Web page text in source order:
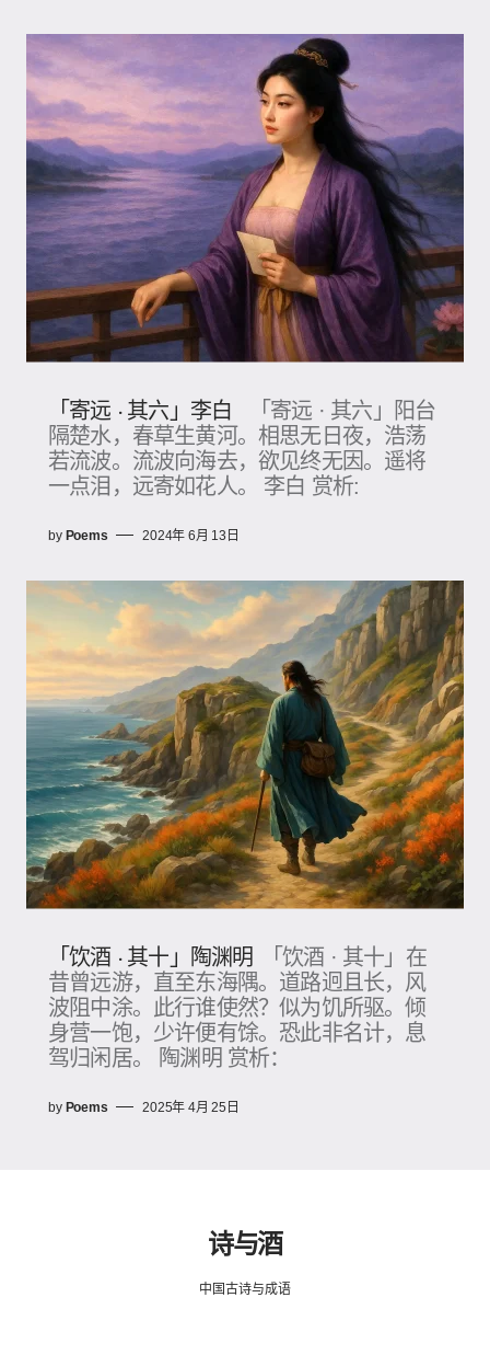
「寄远 · 其六」李白
「寄远 · 其六」阳台
隔楚水，春草生黄河。相思无日夜，浩荡
若流波。流波向海去，欲见终无因。遥将
一点泪，远寄如花人。 李白 赏析:
by Poems 2024年 6月 13日
「饮酒 · 其十」陶渊明
「饮酒 · 其十」在
昔曾远游，直至东海隅。道路迥且长，风
波阻中涂。此行谁使然？似为饥所驱。倾
身营一饱，少许便有馀。恐此非名计，息
驾归闲居。 陶渊明 赏析：
by Poems 2025年 4月 25日
诗与酒
中国古诗与成语